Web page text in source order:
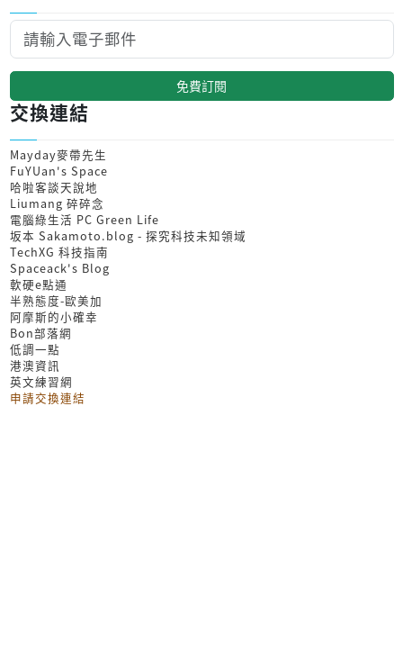
免費訂閱
交換連結
Mayday麥帶先生
FuYUan's Space
哈啦客談天說地
Liumang 碎碎念
電腦綠生活 PC Green Life
坂本 Sakamoto.blog - 探究科技未知領域
TechXG 科技指南
Spaceack's Blog
軟硬e點通
半熟態度-歐美加
阿摩斯的小確幸
Bon部落網
低調一點
港澳資訊
英文練習網
申請交換連結